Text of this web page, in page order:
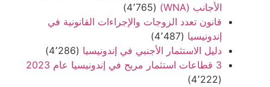
الأجانب (WNA)
(4٬765)
قانون تعدد الزوجات والإجراءات القانونية في
إندونيسيا (4٬487)
دليل الاستثمار الأجنبي في إندونيسيا (4٬286)
3 قطاعات استثمار مربح في إندونيسيا عام 2023
(4٬222)